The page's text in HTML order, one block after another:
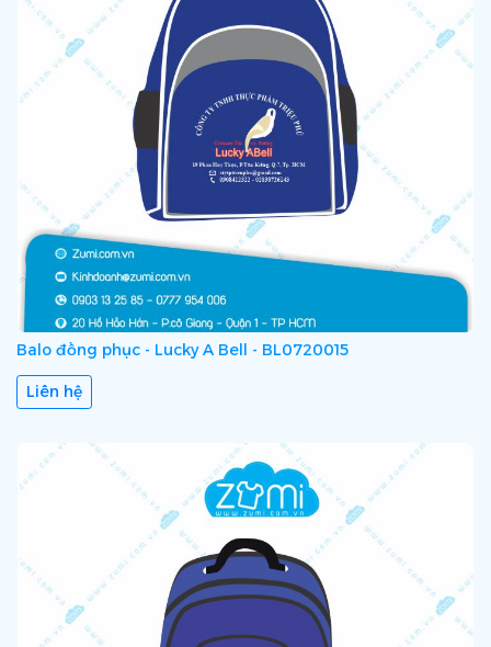
Balo đồng phục - Lucky A Bell - BL0720015
Liên hệ